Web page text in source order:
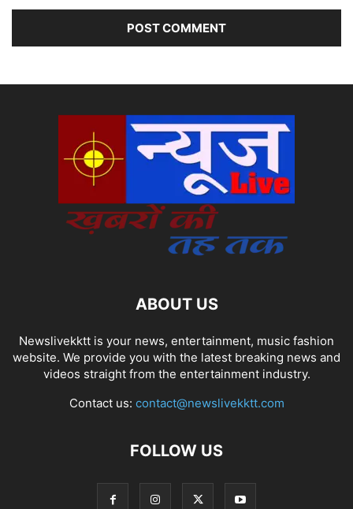
ABOUT US
Newslivekktt is your news, entertainment, music fashion
website. We provide you with the latest breaking news and
videos straight from the entertainment industry.
Contact us: contact@newslivekktt.com
FOLLOW US